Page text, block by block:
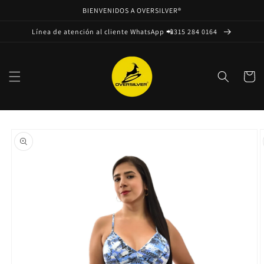
BIENVENIDOS A OVERSILVER®
Línea de atención al cliente WhatsApp 📲315 284 0164
Carrito
directamente
a la
información